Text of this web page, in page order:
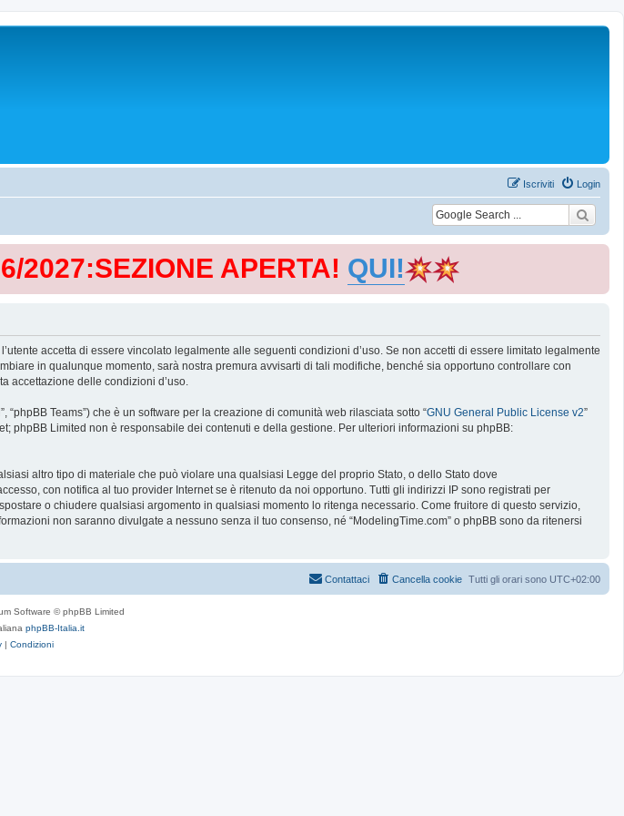
Login
Iscriviti
2027:SEZIONE APERTA! QUI!
accetta di essere vincolato legalmente alle seguenti condizioni d’uso. Se non accetti di essere limitato legalmente
in qualunque momento, sarà nostra premura avvisarti di tali modifiche, benché sia opportuno controllare con
accettazione delle condizioni d’uso.
“phpBB Teams”) che è un software per la creazione di comunità web rilasciata sotto “GNU General Public License v2”
phpBB Limited non è responsabile dei contenuti e della gestione. Per ulteriori informazioni su phpBB:
altro tipo di materiale che può violare una qualsiasi Legge del proprio Stato, o dello Stato dove
con notifica al tuo provider Internet se è ritenuto da noi opportuno. Tutti gli indirizzi IP sono registrati per
o chiudere qualsiasi argomento in qualsiasi momento lo ritenga necessario. Come fruitore di questo servizio,
non saranno divulgate a nessuno senza il tuo consenso, né “ModelingTime.com” o phpBB sono da ritenersi
Tutti gli orari sono UTC+02:00
Cancella cookie
Contattaci
Software © phpBB Limited
phpBB-Italia.it
| Condizioni